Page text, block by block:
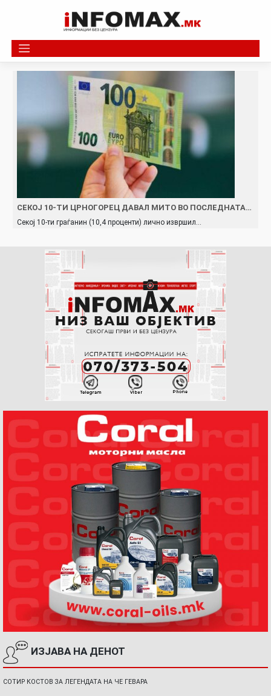
СЕКОЈ 10-ТИ ЦРНОГОРЕЦ ДАВАЛ МИТО ВО ПОСЛЕДНАТА…
Секој 10-ти граѓанин (10,4 проценти) лично извршил…
ИЗЈАВА НА ДЕНОТ
СОТИР КОСТОВ ЗА ЛЕГЕНДАТА НА ЧЕ ГЕВАРА